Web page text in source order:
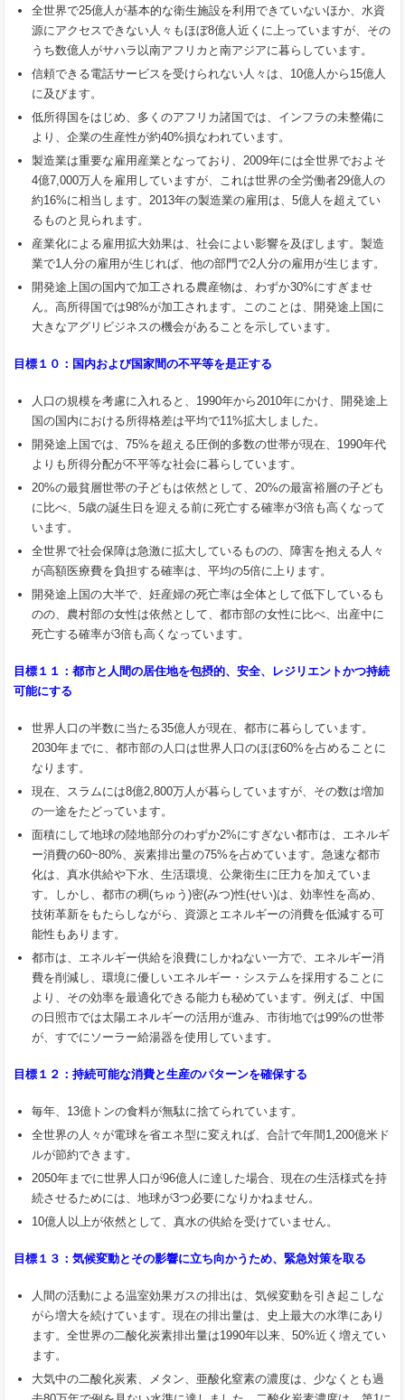
全世界で25億人が基本的な衛生施設を利用できていないほか、水資
源にアクセスできない人々もほぼ8億人近くに上っていますが、その
うち数億人がサハラ以南アフリカと南アジアに暮らしています。
信頼できる電話サービスを受けられない人々は、10億人から15億人
に及びます。
低所得国をはじめ、多くのアフリカ諸国では、インフラの未整備に
より、企業の生産性が約40%損なわれています。
製造業は重要な雇用産業となっており、2009年には全世界でおよそ
4億7,000万人を雇用していますが、これは世界の全労働者29億人の
約16%に相当します。2013年の製造業の雇用は、5億人を超えてい
るものと見られます。
産業化による雇用拡大効果は、社会によい影響を及ぼします。製造
業で1人分の雇用が生じれば、他の部門で2人分の雇用が生じます。
開発途上国の国内で加工される農産物は、わずか30%にすぎませ
ん。高所得国では98%が加工されます。このことは、開発途上国に
大きなアグリビジネスの機会があることを示しています。
目標１０：国内および国家間の不平等を是正する
人口の規模を考慮に入れると、1990年から2010年にかけ、開発途上
国の国内における所得格差は平均で11%拡大しました。
開発途上国では、75%を超える圧倒的多数の世帯が現在、1990年代
よりも所得分配が不平等な社会に暮らしています。
20%の最貧層世帯の子どもは依然として、20%の最富裕層の子ども
に比べ、5歳の誕生日を迎える前に死亡する確率が3倍も高くなって
います。
全世界で社会保障は急激に拡大しているものの、障害を抱える人々
が高額医療費を負担する確率は、平均の5倍に上ります。
開発途上国の大半で、妊産婦の死亡率は全体として低下しているも
のの、農村部の女性は依然として、都市部の女性に比べ、出産中に
死亡する確率が3倍も高くなっています。
目標１１：都市と人間の居住地を包摂的、安全、レジリエントかつ持続
可能にする
世界人口の半数に当たる35億人が現在、都市に暮らしています。
2030年までに、都市部の人口は世界人口のほぼ60%を占めることに
なります。
現在、スラムには8億2,800万人が暮らしていますが、その数は増加
の一途をたどっています。
面積にして地球の陸地部分のわずか2%にすぎない都市は、エネルギ
ー消費の60~80%、炭素排出量の75%を占めています。急速な都市
化は、真水供給や下水、生活環境、公衆衛生に圧力を加えていま
す。しかし、都市の稠(ちゅう)密(みつ)性(せい)は、効率性を高め、
技術革新をもたらしながら、資源とエネルギーの消費を低減する可
能性もあります。
都市は、エネルギー供給を浪費にしかねない一方で、エネルギー消
費を削減し、環境に優しいエネルギー・システムを採用することに
より、その効率を最適化できる能力も秘めています。例えば、中国
の日照市では太陽エネルギーの活用が進み、市街地では99%の世帯
が、すでにソーラー給湯器を使用しています。
目標１２：持続可能な消費と生産のパターンを確保する
毎年、13億トンの食料が無駄に捨てられています。
全世界の人々が電球を省エネ型に変えれば、合計で年間1,200億米ド
ルが節約できます。
2050年までに世界人口が96億人に達した場合、現在の生活様式を持
続させるためには、地球が3つ必要になりかねません。
10億人以上が依然として、真水の供給を受けていません。
目標１３：気候変動とその影響に立ち向かうため、緊急対策を取る
人間の活動による温室効果ガスの排出は、気候変動を引き起こしな
がら増大を続けています。現在の排出量は、史上最大の水準にあり
ます。全世界の二酸化炭素排出量は1990年以来、50%近く増えてい
ます。
大気中の二酸化炭素、メタン、亜酸化窒素の濃度は、少なくとも過